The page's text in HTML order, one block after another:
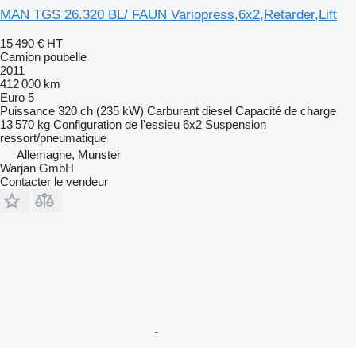
MAN TGS 26.320 BL/ FAUN Variopress,6x2,Retarder,Lift
15 490 € HT
Camion poubelle
2011
412 000 km
Euro 5
Puissance 320 ch (235 kW) Carburant diesel Capacité de charge
13 570 kg Configuration de l'essieu 6x2 Suspension
ressort/pneumatique
Allemagne, Munster
Warjan GmbH
Contacter le vendeur